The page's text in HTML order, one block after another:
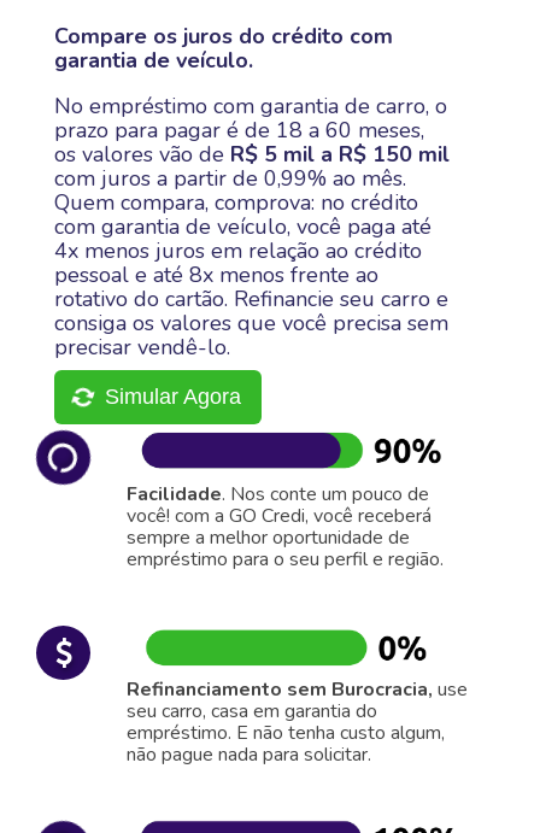
Compare os juros do crédito com
garantia de veículo.
No empréstimo com garantia de carro, o
prazo para pagar é de 18 a 60 meses,
os valores vão de R$ 5 mil a R$ 150 mil
com juros a partir de 0,99% ao mês.
Quem compara, comprova: no crédito
com garantia de veículo, você paga até
4x menos juros em relação ao crédito
pessoal e até 8x menos frente ao
rotativo do cartão. Refinancie seu carro e
consiga os valores que você precisa sem
precisar vendê-lo.
Simular Agora
Facilidade. Nos conte um pouco de
você! com a GO Credi, você receberá
sempre a melhor oportunidade de
empréstimo para o seu perfil e região.
Refinanciamento sem Burocracia, use
seu carro, casa em garantia do
empréstimo. E não tenha custo algum,
não pague nada para solicitar.